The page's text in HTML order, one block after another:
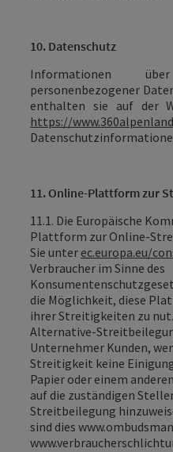
10. Datenschutz
Informationen
personenbezogener
enthalten sie auf der
https://
11. Online-Plattform zur
11.1. Die Europäische
Plattform zur Online-
Sie unter ec.europa.eu/
Verbraucher im Sinne des
die Möglichkeit, diese
ihrer Streitigkeiten zu
Alternative-
Unternehmer Kunden,
Streitigkeit keine
Papier oder einem
auf die zuständigen
Streitbeilegung
sind dies